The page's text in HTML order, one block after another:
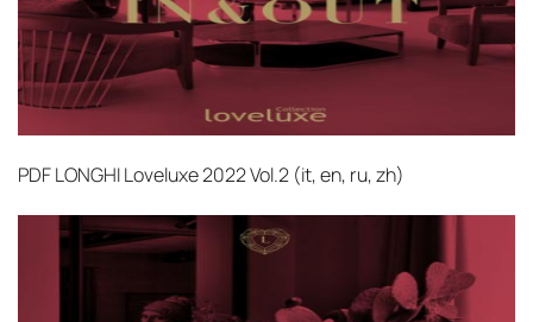
PDFLONGHI Loveluxe 2022 Vol.2 (it, en, ru, zh)‎